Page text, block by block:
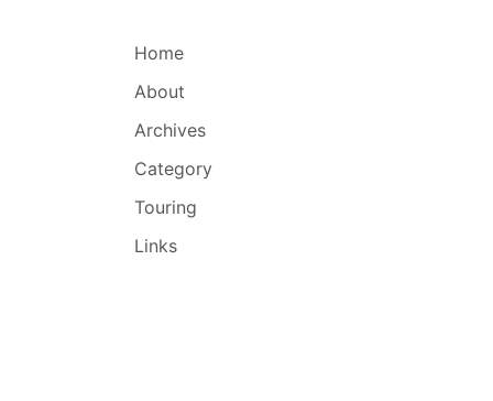
Home
About
Archives
Category
Touring
Links